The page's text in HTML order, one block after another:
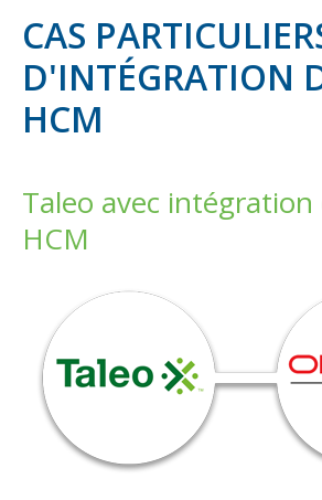
CAS
D'INTÉGRATION
HCM
Taleo avec intégration
HCM